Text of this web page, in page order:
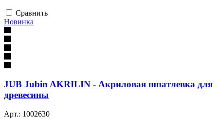
Сравнить
Новинка
JUB Jubin AKRILIN - Акриловая шпатлевка для
древесины
Арт.: 1002630